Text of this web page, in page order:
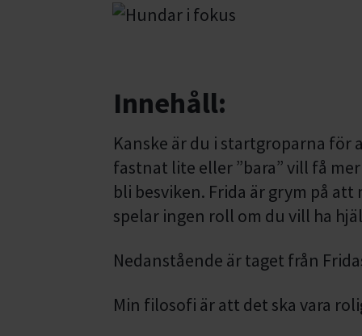
Innehåll:
Kanske är du i startgroparna för
fastnat lite eller ”bara” vill få
bli besviken. Frida är grym på
spelar ingen roll om du vill ha
Nedanstående är taget från
Min filosofi är att det ska vara